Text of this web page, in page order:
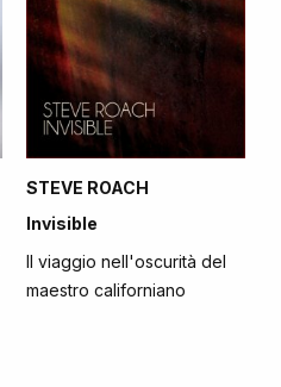
STEVE ROACH
Invisible
Il viaggio nell'oscurità del
maestro californiano